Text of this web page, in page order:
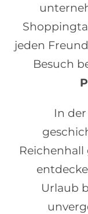
jeden
Besuch
In
Reichenhall
Urlaub